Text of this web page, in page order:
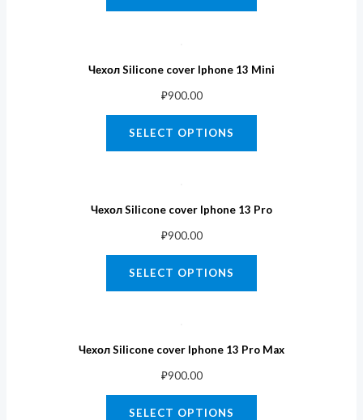
Чехол Silicone cover Iphone 13 Mini
₽900.00
SELECT OPTIONS
Чехол Silicone cover Iphone 13 Pro
₽900.00
SELECT OPTIONS
Чехол Silicone cover Iphone 13 Pro Max
₽900.00
SELECT OPTIONS